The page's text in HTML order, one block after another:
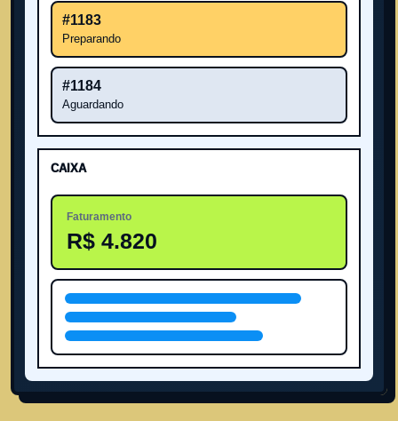
#1183
Preparando
#1184
Aguardando
CAIXA
Faturamento
R$ 4.820